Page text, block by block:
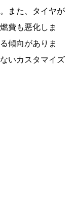
また、タイヤが
費も悪化しま
傾向がありま
いカスタマイズ